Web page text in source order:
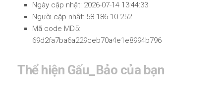
Ngày cập nhật: 2026-07-14 13:44:33
Người cập nhật: 58.186.10.252
Mã code MD5:
69d2fa7ba6a229ceb70a4e1e8994b796
Thể hiện Gấu_Bảo của bạn